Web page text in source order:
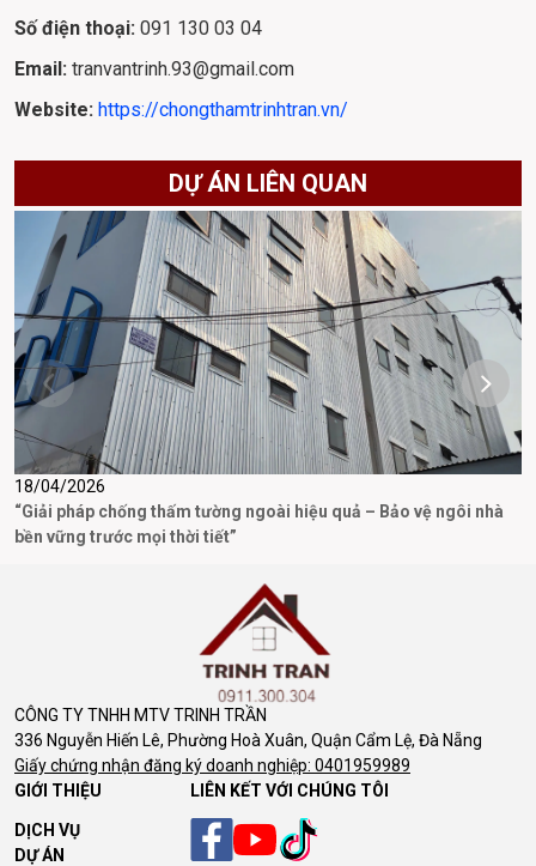
Số điện thoại: 091 130 03 04
Email: tranvantrinh.93@gmail.com
Website: https://chongthamtrinhtran.vn/
DỰ ÁN LIÊN QUAN
18/04/2026
“Giải pháp chống thấm tường ngoài hiệu quả – Bảo vệ ngôi nhà
bền vững trước mọi thời tiết”
CÔNG TY TNHH MTV TRINH TRẦN
336 Nguyễn Hiến Lê, Phường Hoà Xuân, Quận Cẩm Lệ, Đà Nẵng
Giấy chứng nhận đăng ký doanh nghiệp: 0401959989
GIỚI THIỆU
DỊCH VỤ
DỰ ÁN
LIÊN KẾT VỚI CHÚNG TÔI